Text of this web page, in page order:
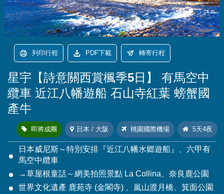
列印行程 PDF下載 轉寄行程
星宇【詩意關西賞楓季5日】 有馬空中
纜車 近江八幡遊船 石山寺紅葉 螃蟹國
產牛
即將成團 日本 / 大阪 桃園國際機場 5天4夜
日本威尼斯～特別安排『近江八幡水郷遊船』、六甲有
馬空中纜車
→草屋根童話～網美拍照景點 La Collina、奈良鹿公園
世界文化遺產 鹿苑寺 (金閣寺) 、嵐山渡月橋、箕面公園